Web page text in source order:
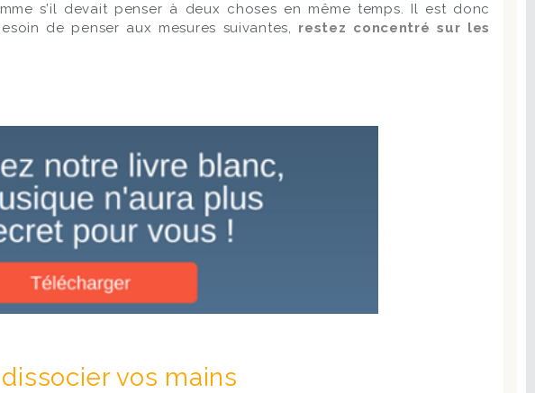
s’il devait penser à deux choses en même temps. Il est donc
de penser aux mesures suivantes, restez concentré sur les
vos mains